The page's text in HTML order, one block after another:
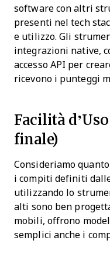
software con altri
presenti nel tech
e utilizzo. Gli
integrazioni native,
accesso API per
ricevono i punteggi
Facilità
finale)
Consideriamo
i compiti definiti
utilizzando lo
alti sono ben
mobili, offrono
semplici anche i